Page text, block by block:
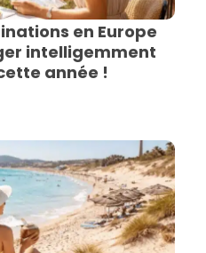
en Europe
intelligemment
année !